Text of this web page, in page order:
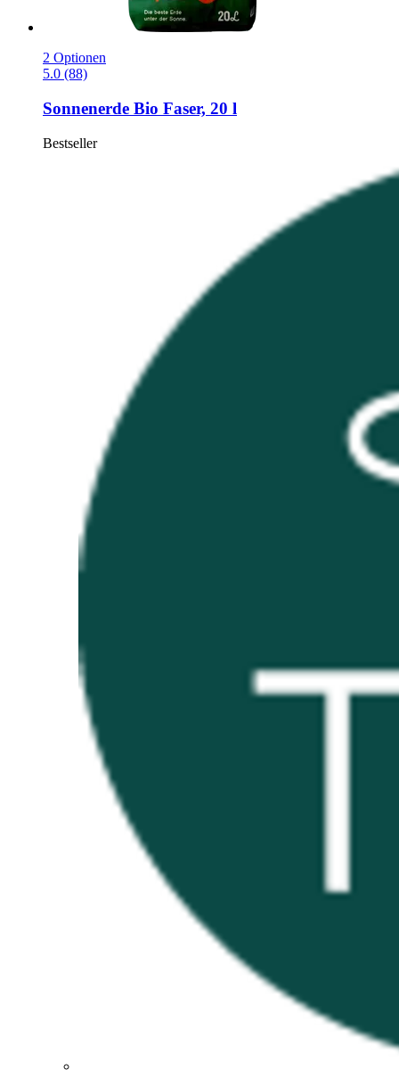
2 Optionen
5.0 (88)
Sonnenerde Bio Faser, 20 l
Bestseller